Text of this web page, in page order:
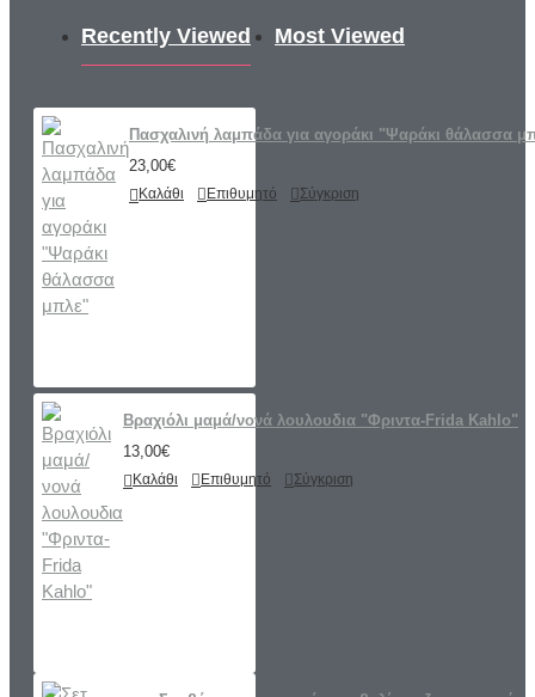
Recently Viewed Most Viewed
Πασχαλινή λαμπάδα για αγοράκι "Ψαράκι θάλασσα
23,00€
Καλάθι Επιθυμητό Σύγκριση
Βραχιόλι μαμά/νονά λουλουδια "Φριντα-Frida Kahlo"
13,00€
Καλάθι Επιθυμητό Σύγκριση